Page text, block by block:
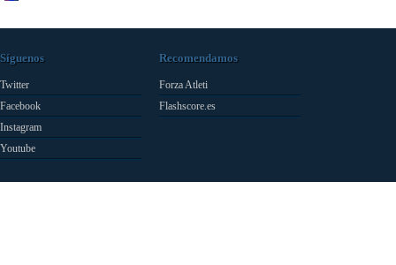
Síguenos
Twitter
Facebook
Instagram
Youtube
Recomendamos
Forza Atleti
Flashscore.es